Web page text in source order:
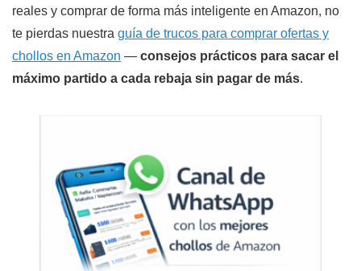
reales y comprar de forma más inteligente en Amazon, no
te pierdas nuestra guía de trucos para comprar ofertas y
chollos en Amazon — consejos prácticos para sacar el
máximo partido a cada rebaja sin pagar de más.